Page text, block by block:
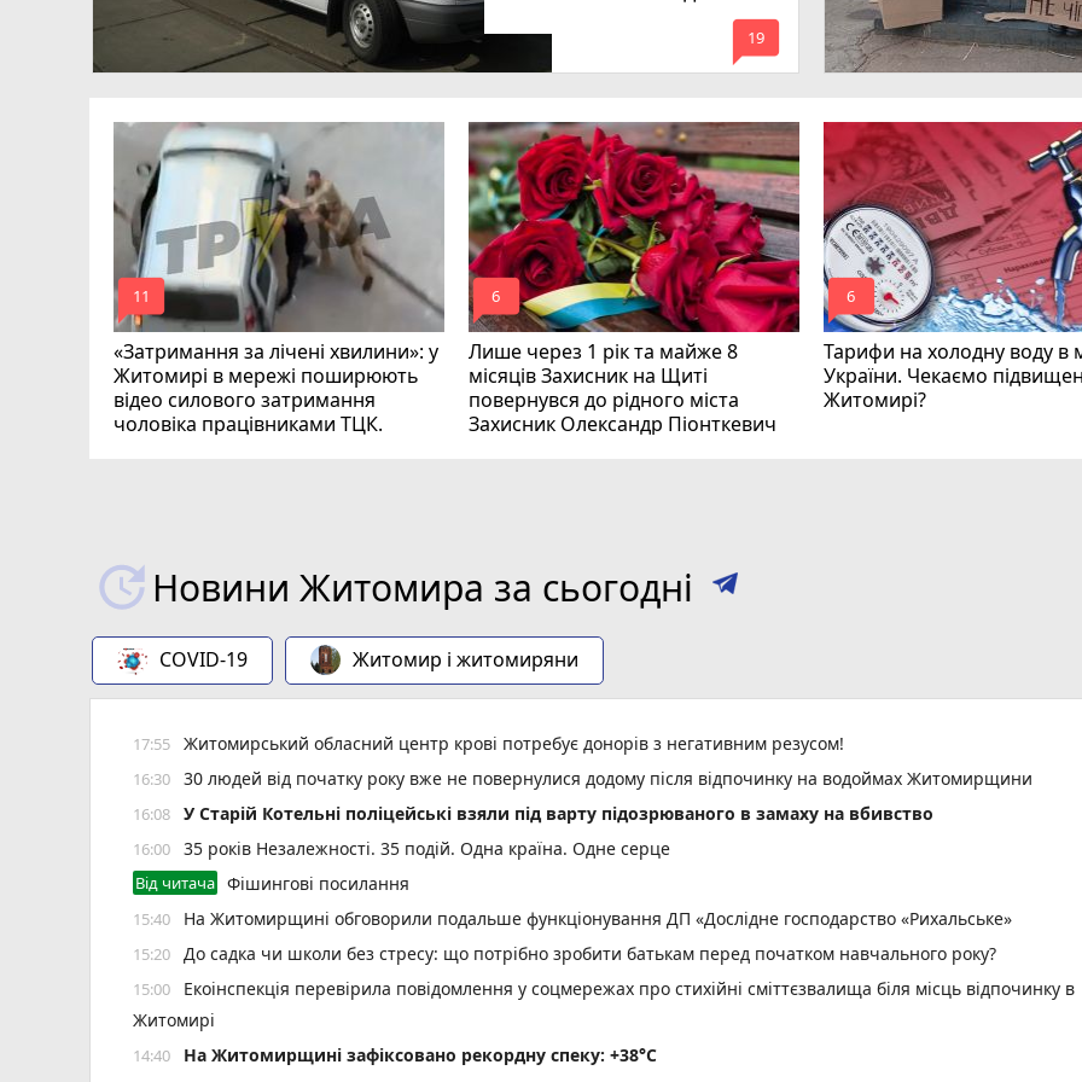
вимагають покарати
винних
mode_comment
19
«Затримання за лічені хвилини»: у
Житомирі в мережі поширюють
відео силового затримання
чоловіка працівниками ТЦК.
mode_comment
11
Лише через 1 рік та майже 8
місяців Захисник на Щиті
повернувся до рідного міста
Захисник Олександр Піонткевич
mode_comment
6
Тарифи на холодну воду в
України. Чекаємо
Житомирі?
mode_comment
6
Новини Житомира за сьогодні
COVID-19 Житомир і житомиряни
17:55 Житомирський обласний центр крові потребує донорів з негативним резусом!
16:30 30 людей від початку року вже не повернулися додому після відпочинку на водоймах Житомирщини
16:08 У Старій Котельні поліцейські взяли під варту підозрюваного в замаху на вбивство
16:00 35 років Незалежності. 35 подій. Одна країна. Одне серце
Від читача Фішингові посилання
15:40 На Житомирщині обговорили подальше функціонування ДП «Дослідне господарство «Рихальське»
15:20 До садка чи школи без стресу: що потрібно зробити батькам перед початком навчального року?
15:00
Екоінспекція перевірила повідомлення у соцмережах про стихійні сміттєзвалища біля місць відпочинку в
Житомирі
14:40 Н️а Житомирщині зафіксовано рекордну спеку: +38°C